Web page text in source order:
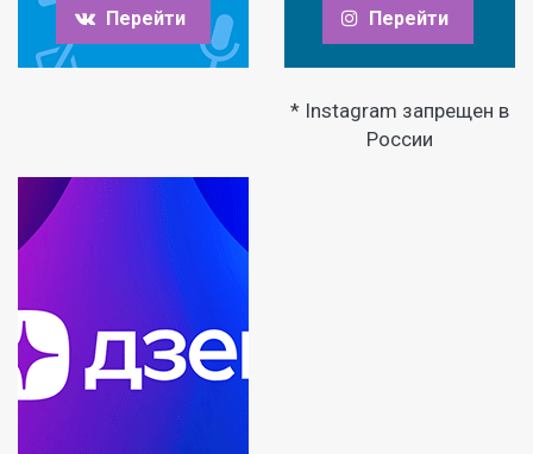
Перейти Перейти
* Instagram запрещен в
России